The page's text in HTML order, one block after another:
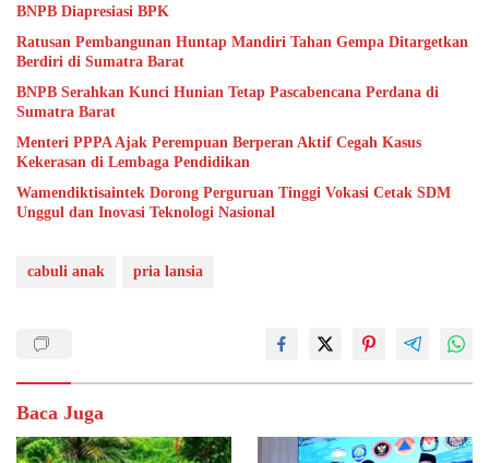
BNPB Diapresiasi BPK
Ratusan Pembangunan Huntap Mandiri Tahan Gempa Ditargetkan
Berdiri di Sumatra Barat
BNPB Serahkan Kunci Hunian Tetap Pascabencana Perdana di
Sumatra Barat
Menteri PPPA Ajak Perempuan Berperan Aktif Cegah Kasus
Kekerasan di Lembaga Pendidikan
Wamendiktisaintek Dorong Perguruan Tinggi Vokasi Cetak SDM
Unggul dan Inovasi Teknologi Nasional
cabuli anak pria lansia
Baca Juga